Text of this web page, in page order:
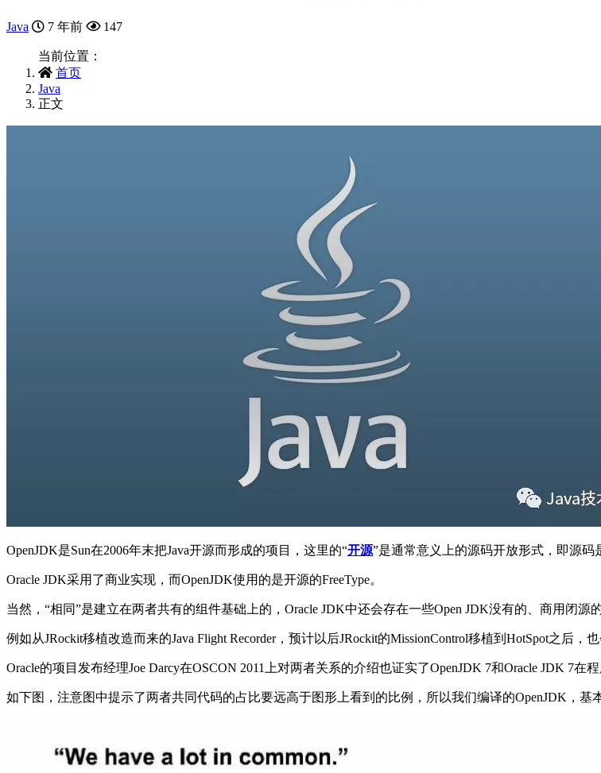
Java 7 年前 147
当前位置：
首页
Java
正文
OpenJDK是Sun在2006年末把Java开源而形成的项目，这里的“开源”是通常意义上的源码开放形式，即源码
Oracle JDK采用了商业实现，而OpenJDK使用的是开源的FreeType。
当然，“相同”是建立在两者共有的组件基础上的，Oracle JDK中还会存在一些Open JDK没有的、商用闭源的
例如从JRockit移植改造而来的Java Flight Recorder，预计以后JRockit的MissionControl移植到HotSpot之后，
Oracle的项目发布经理Joe Darcy在OSCON 2011上对两者关系的介绍也证实了OpenJDK 7和Oracle JDK 7在
如下图，注意图中提示了两者共同代码的占比要远高于图形上看到的比例，所以我们编译的OpenJDK，基